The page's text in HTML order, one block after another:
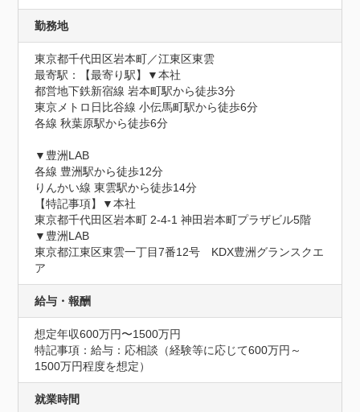
勤務地
東京都千代田区岩本町／江東区東雲
最寄駅：【最寄り駅】▼本社
都営地下鉄新宿線 岩本町駅から徒歩3分
東京メトロ日比谷線 小伝馬町駅から徒歩6分
各線 秋葉原駅から徒歩6分
▼豊洲LAB
各線 豊洲駅から徒歩12分
りんかい線 東雲駅から徒歩14分
【特記事項】▼本社
東京都千代田区岩本町 2-4-1 神田岩本町プラザビル5階
▼豊洲LAB
東京都江東区東雲一丁目7番12号　KDX豊洲グランスクエ
ア
給与・報酬
想定年収600万円〜1500万円
特記事項：給与：応相談（経験等に応じて600万円～
1500万円程度を想定）
就業時間